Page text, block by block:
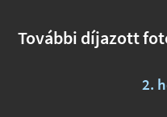
További díjazott
2.